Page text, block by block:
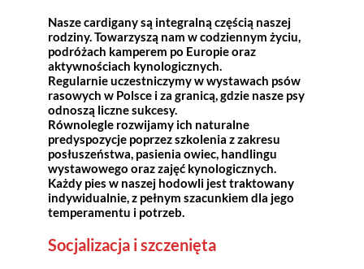
Nasze cardigany są integralną częścią naszej
rodziny. Towarzyszą nam w codziennym życiu,
podróżach kamperem po Europie oraz
aktywnościach kynologicznych.
Regularnie uczestniczymy w wystawach psów
rasowych w Polsce i za granicą, gdzie nasze psy
odnoszą liczne sukcesy.
Równolegle rozwijamy ich naturalne
predyspozycje poprzez szkolenia z zakresu
posłuszeństwa, pasienia owiec, handlingu
wystawowego oraz zajęć kynologicznych.
Każdy pies w naszej hodowli jest traktowany
indywidualnie, z pełnym szacunkiem dla jego
temperamentu i potrzeb.
Socjalizacja i szczenięta